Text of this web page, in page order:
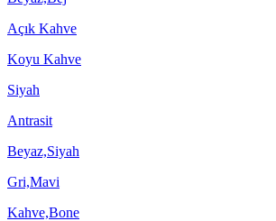
Açık Kahve
Koyu Kahve
Siyah
Antrasit
Beyaz,Siyah
Gri,Mavi
Kahve,Bone